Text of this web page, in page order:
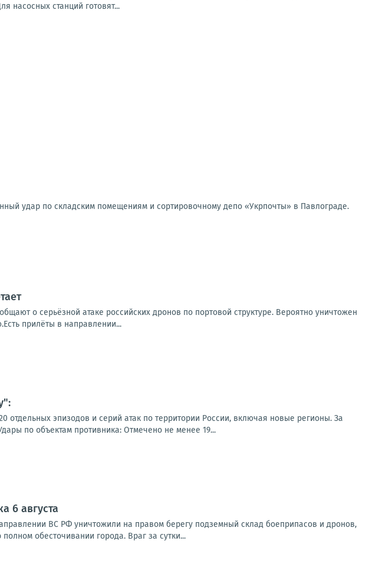
насосных станций готовят...
удар по складским помещениям и сортировочному депо «Укрпочты» в Павлограде.
о серьёзной атаке российских дронов по портовой структуре. Вероятно уничтожен
прилёты в направлении...
отдельных эпизодов и серий атак по территории России, включая новые регионы. За
по объектам противника: Отмечено не менее 19...
6 августа
ВС РФ уничтожили на правом берегу подземный склад боеприпасов и дронов,
обесточивании города. Враг за сутки...